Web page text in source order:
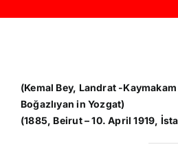
(Kemal Bey, Landrat -
Boğazlıyan in Yozgat)
(1885, Beirut – 10. April 1919,